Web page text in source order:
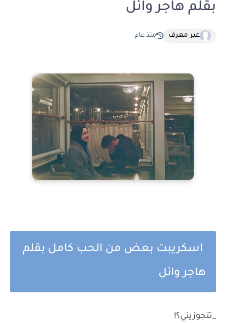
بقلم هاجر وائل
غير معرف منذ عام
اسكريبت بعض من الحب كامل بقلم
هاجر وائل
_تتجوزيني؟!